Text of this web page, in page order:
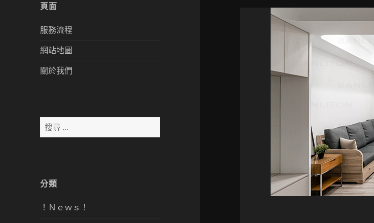
頁面
服務流程
網站地圖
關於我們
搜
分類
！Ｎｅｗｓ！